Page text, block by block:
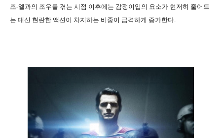
조-엘과의 조우를 겪는 시점 이후에는 감정이입의 요소가 현저히 줄어드
는 대신 현란한 액션이 차지하는 비중이 급격하게 증가한다.